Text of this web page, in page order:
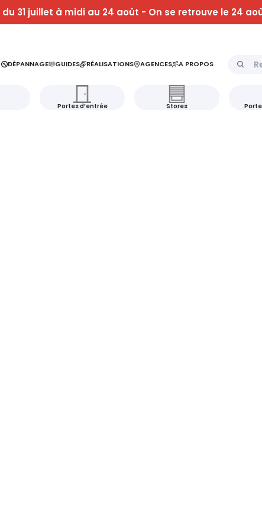
du 31 juillet à midi au 24 août - On se retrouve le 24
DÉPANNAGE GUIDES RÉALISATIONS AGENCES A PROPOS
Portes d’entrée Stores